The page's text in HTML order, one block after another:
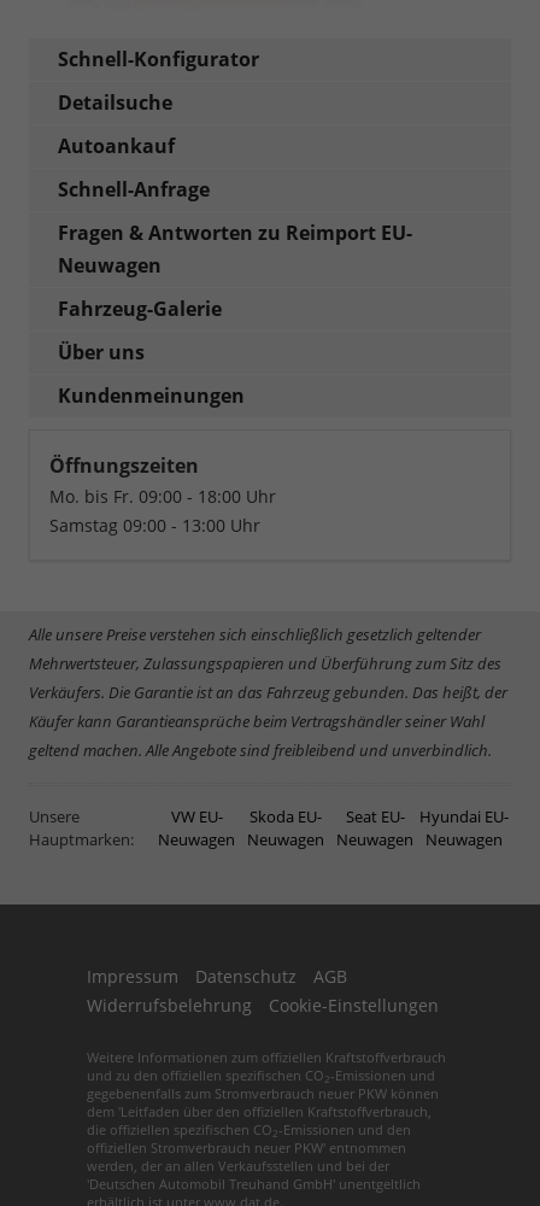
Schnell-Konfigurator
Detailsuche
Autoankauf
Schnell-Anfrage
Fragen & Antworten zu Reimport EU-
Neuwagen
Fahrzeug-Galerie
Über uns
Kundenmeinungen
Öffnungszeiten
Mo. bis Fr. 09:00 - 18:00 Uhr
Samstag 09:00 - 13:00 Uhr
Alle unsere Preise verstehen sich einschließlich gesetzlich geltender
Mehrwertsteuer, Zulassungspapieren und Überführung zum Sitz des
Verkäufers. Die Garantie ist an das Fahrzeug gebunden. Das heißt, der
Käufer kann Garantieansprüche beim Vertragshändler seiner Wahl
geltend machen. Alle Angebote sind freibleibend und unverbindlich.
Unsere
Hauptmarken:
VW EU-
Neuwagen
Skoda EU-
Neuwagen
Seat EU-
Neuwagen
Hyundai EU-
Neuwagen
Impressum Datenschutz
AGB
Widerrufsbelehrung
Cookie-Einstellungen
Weitere Informationen zum offiziellen Kraftstoffverbrauch
und zu den offiziellen spezifischen CO2 -Emissionen und
gegebenenfalls zum Stromverbrauch neuer PKW können
dem 'Leitfaden über den offiziellen Kraftstoffverbrauch,
die offiziellen spezifischen CO2 -Emissionen und den
offiziellen Stromverbrauch neuer PKW' entnommen
werden, der an allen Verkaufsstellen und bei der
'Deutschen Automobil Treuhand GmbH' unentgeltlich
erhältlich ist unter www.dat.de.